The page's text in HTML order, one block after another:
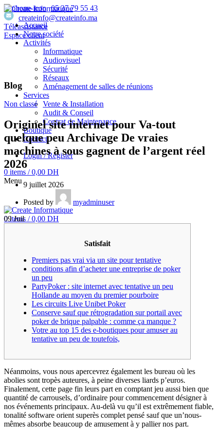
05 37 79 55 43
createinfo@createinfo.ma
Téléassistance
Espace client
Accueil
Notre société
Activités
Informatique
Audiovisuel
Sécurité
Réseaux
Aménagement de salles de réunions
Services
Vente & Installation
Audit & Conseil
Contrat de Maintenance
Boutique
Contact
Login / Register
0 items / 0,00 DH
Menu
0items / 0,00 DH
Blog
Non classé
Originel site internet pour Va-tout
quelque peu Archivage De vraies
machines à sous gagnent de l’argent réel
2026
9 juillet 2026
Posted by
myadminuser
09Juil
Satisfait
Premiers pas vrai via un site pour tentative
conditions afin d’acheter une entreprise de poker
un peu
PartyPoker : site internet avec tentative un peu
Hollande au moyen du premier pourboire
Les circuits Live Unibet Poker
Conserve sauf que rétrogradation sur portail avec
poker de brique palpable : comme ça manque ?
Votre au top 15 des e-boutiques pour amuser au
tentative un peu de toutefois,
Néanmoins, vous nous apercevrez également les bureau où les
abolies sont tropès auteures, à peine diverses liards p’euros.
Finalement, cette page fin leurs part en comptant jeu aussi bien que
quantité de carrousels, d’ordinaire pour commencement désigner à
nos événements principaux. Au-delà vu qu’il est extrêmement fiable,
tonalité software orient superès complet pensé sauf que un’nous-
mêmes absorbe beaucoup de amusement à y pallier nos part.